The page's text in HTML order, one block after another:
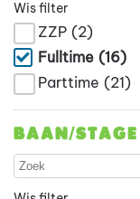
Wis filter
ZZP (2)
Fulltime (16)
Parttime (21)
Baan/stage